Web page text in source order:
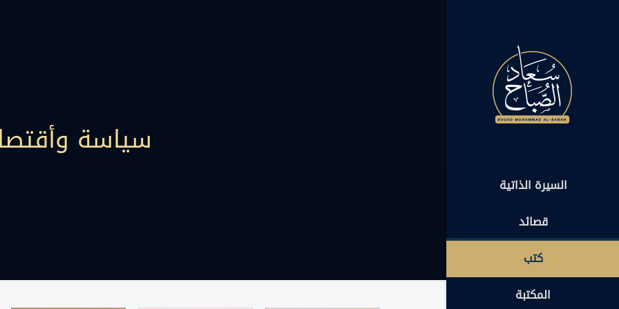
السيرة الذاتية
قصائد
كتب
المكتبة
سياسة